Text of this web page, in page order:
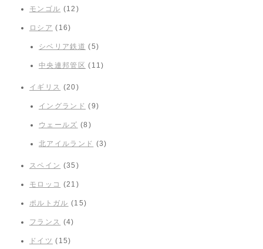
モンゴル (12)
ロシア (16)
シベリア鉄道 (5)
中央連邦管区 (11)
イギリス (20)
イングランド (9)
ウェールズ (8)
北アイルランド (3)
スペイン (35)
モロッコ (21)
ポルトガル (15)
フランス (4)
ドイツ (15)